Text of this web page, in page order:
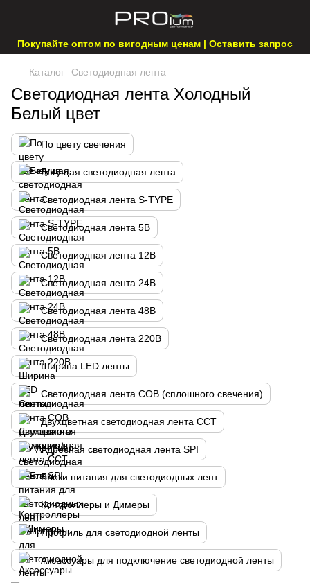
Покупайте оптом по вигодным ценам | Оставить запрос
Каталог Светодиодная лента
Светодиодная лента Холодный
Белый цвет
По цвету свечения
Бегущая светодиодная лента
Светодиодная лента S-TYPE
Светодиодная лента 5В
Светодиодная лента 12В
Светодиодная лента 24В
Светодиодная лента 48В
Светодиодная лента 220В
Ширина LED ленты
Светодиодная лента COB (сплошного свечения)
Двухцветная светодиодная лента CCT
Адресная светодиодная лента SPI
Блоки питания для светодиодных лент
Контроллеры и Димеры
Профиль для светодиодной ленты
Аксессуары для подключение светодиодной ленты